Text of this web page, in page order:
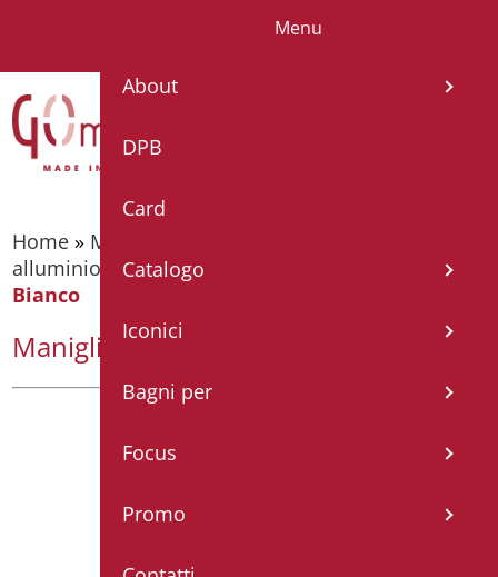
IT EN
Home » Maniglioni di sostegno
alluminio nylon»Maniglia Lineare cm. 40 –
Bianco
Maniglia Lineare cm. 40 – Bianco
Menu
About
DPB
Card
Catalogo
Iconici
Bagni per
Focus
Promo